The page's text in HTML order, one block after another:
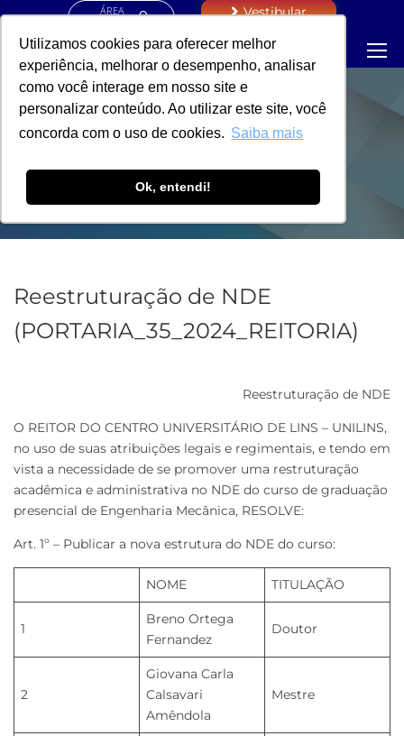
Utilizamos cookies para oferecer melhor
experiência, melhorar o desempenho, analisar
como você interage em nosso site e
personalizar conteúdo. Ao utilizar este site, você
concorda com o uso de cookies. Saiba mais
Ok, entendi!
ÁREA
Vestibular
PORTARIA -
REITORIA
Reestruturação de NDE
(PORTARIA_35_2024_REITORIA)
Reestruturação de NDE
O REITOR DO CENTRO UNIVERSITÁRIO DE LINS – UNILINS,
no uso de suas atribuições legais e regimentais, e tendo em
vista a necessidade de se promover uma restruturação
acadêmica e administrativa no NDE do curso de graduação
presencial de Engenharia Mecânica, RESOLVE:
Art. 1º – Publicar a nova estrutura do NDE do curso:
NOME TITULAÇÃO
1
Breno Ortega
Fernandez
Doutor
2
Giovana Carla
Calsavari
Amêndola
Mestre